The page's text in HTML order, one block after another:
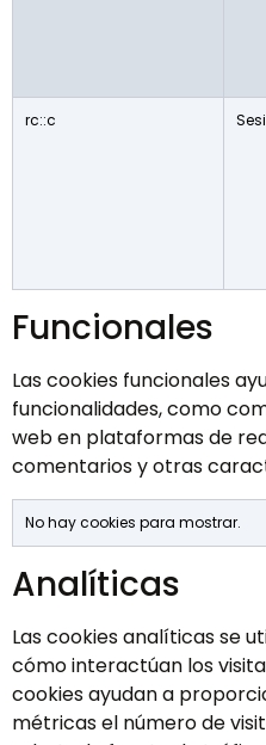
rc::c
Funcionales
Las cookies funcionales
funcionalidades, como
web en plataformas de
comentarios y otras
No hay cookies para mostrar.
Analíticas
Las cookies analíticas se
cómo interactúan los
cookies ayudan a
métricas el número de